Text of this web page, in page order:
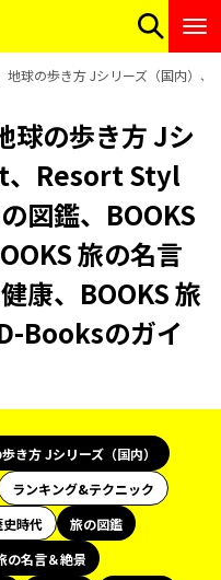
地球の歩き方 Jシリーズ（国内）
球の歩き方 Jシ
、Resort Styl
図鑑、BOOKS
旅の名言
康、BOOKS 旅
Booksのガイ
き方 Jシリーズ（国内）
ランキング&テクニック
史時代
旅の図鑑
の名言＆絶景